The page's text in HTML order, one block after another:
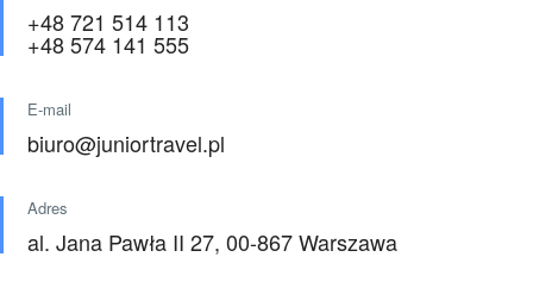
+48 721 514 113
+48 574 141 555
E-mail
biuro@juniortravel.pl
Adres
al. Jana Pawła II 27, 00-867 Warszawa